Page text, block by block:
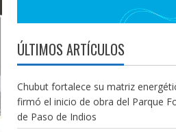
ÚLTIMOS ARTÍCULOS
Chubut fortalece su matriz
firmó el inicio de obra del Parque
de Paso de Indios